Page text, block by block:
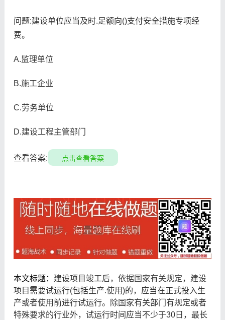
问题:建设单位应当及时.足额向()支付安全措施专项经
费。
A.监理单位
B.施工企业
C.劳务单位
D.建设工程主管部门
查看答案: 点击查看答案
本文标题： 建设项目竣工后，依据国家有关规定，建设
项目需要试运行(包括生产.使用)的，应当在正式投入生
产或者使用前进行试运行。除国家有关部门有规定或者
特殊要求的行业外，试运行时间应当不少于30日，最长